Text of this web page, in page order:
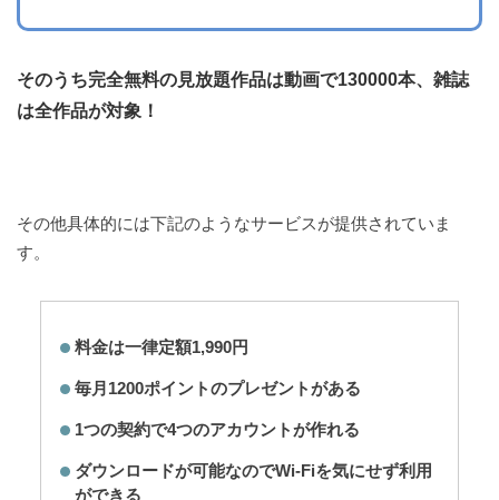
そのうち完全無料の見放題作品は動画で130000本、雑誌
は全作品が対象！
その他具体的には下記のようなサービスが提供されていま
す。
料金は一律定額1,990円
毎月1200ポイントのプレゼントがある
1つの契約で4つのアカウントが作れる
ダウンロードが可能なのでWi-Fiを気にせず利用
ができる